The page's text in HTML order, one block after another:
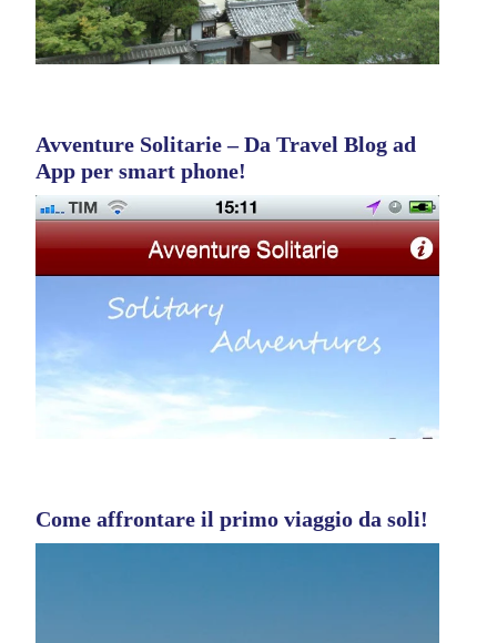
Avventure Solitarie – Da Travel Blog ad
App per smart phone!
Come affrontare il primo viaggio da soli!